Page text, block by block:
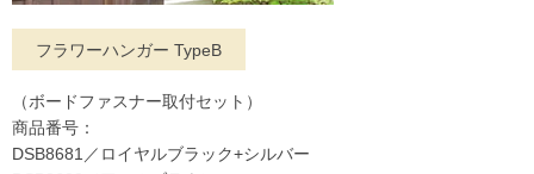
フラワーハンガー TypeB
（ボードファスナー取付セット）
商品番号：
DSB8681／ロイヤルブラック+シルバー